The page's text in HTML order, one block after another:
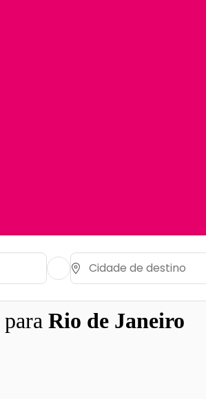
para Rio de Janeiro